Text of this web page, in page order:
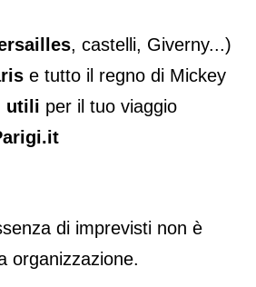
, castelli, Giverny...)
e tutto il regno di Mickey
utili per il tuo viaggio
di imprevisti non è
organizzazione.